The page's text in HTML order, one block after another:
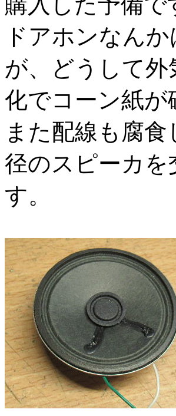
ドアホンなん
が、どうして
化でコーン紙が
また配線も腐
径のスピーカ
す。